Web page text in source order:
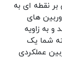
نقطه ای به
های
و به زاویه
شما یک
عملکردی